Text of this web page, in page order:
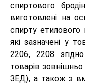
спиртового
виготовлені на
спирту етилового
які зазначені у
2206, 2208
товарів зовнішньо
ЗЕД), а також з